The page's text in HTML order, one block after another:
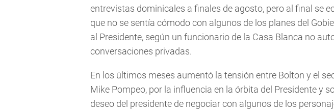
entrevistas dominicales a finales de agosto, pero al final se
que no se sentía cómodo con algunos de los planes del
al Presidente, según un funcionario de la Casa Blanca no
conversaciones privadas.
En los últimos meses aumentó la tensión entre Bolton y el
Mike Pompeo, por la influencia en la órbita del Presidente y
deseo del presidente de negociar con algunos de los